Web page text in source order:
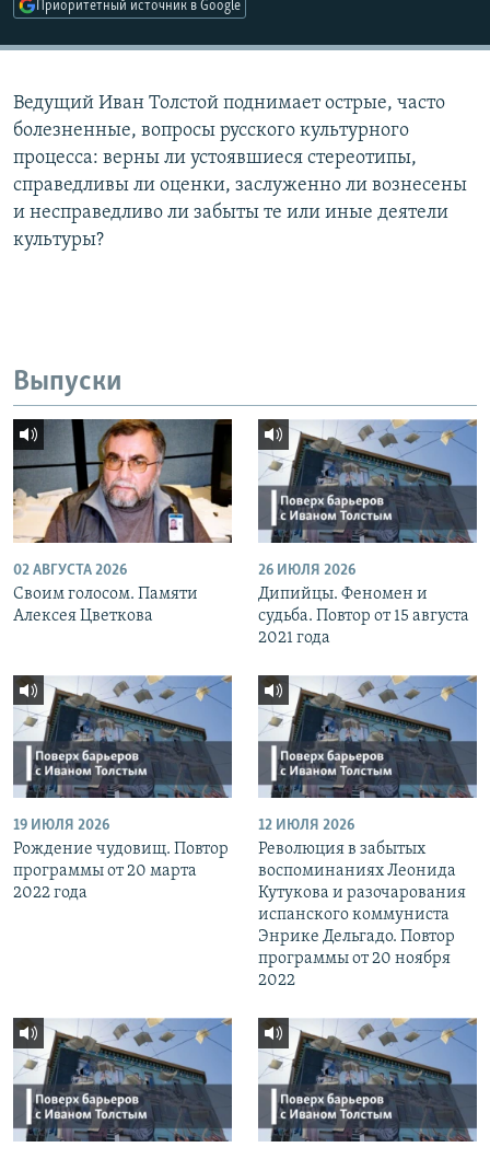
Приоритетный источник в Google
Ведущий Иван Толстой поднимает острые, часто
болезненные, вопросы русского культурного
процесса: верны ли устоявшиеся стереотипы,
справедливы ли оценки, заслуженно ли вознесены
и несправедливо ли забыты те или иные деятели
культуры?
Выпуски
02 АВГУСТА 2026
Своим голосом. Памяти
Алексея Цветкова
26 ИЮЛЯ 2026
Дипийцы. Феномен и
судьба. Повтор от 15 августа
2021 года
19 ИЮЛЯ 2026
Рождение чудовищ. Повтор
программы от 20 марта
2022 года
12 ИЮЛЯ 2026
Революция в забытых
воспоминаниях Леонида
Кутукова и разочарования
испанского коммуниста
Энрике Дельгадо. Повтор
программы от 20 ноября
2022